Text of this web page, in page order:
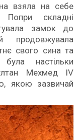
взяла на себе
Попри складні
замок до
продовжувала
свого сина та
настільки
Мехмед IV
якою зазвичай